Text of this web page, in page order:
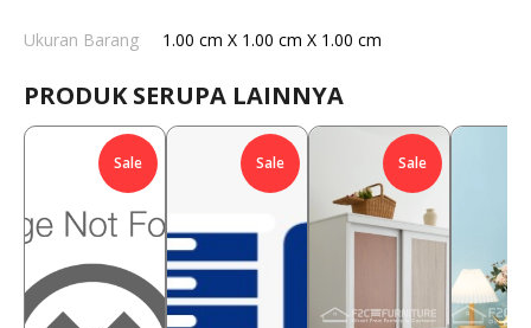
Ukuran Barang 1.00 cm X 1.00 cm X 1.00 cm
PRODUK SERUPA LAINNYA
Sale Sale Sale